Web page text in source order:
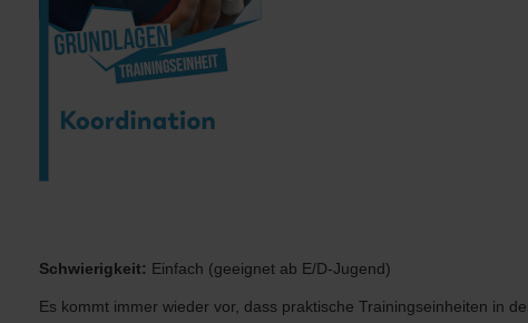
Schwierigkeit: Einfach (geeignet ab E/D-Jugend)
Es kommt immer wieder vor, dass praktische Trainingseinheiten in